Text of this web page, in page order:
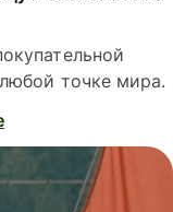
точке мира.